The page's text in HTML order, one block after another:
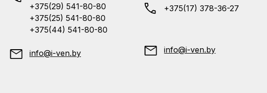
+375(29) 541-80-80
+375(25) 541-80-80
+375(44) 541-80-80
info@i-ven.by
+375(17) 378-36-27
info@i-ven.by